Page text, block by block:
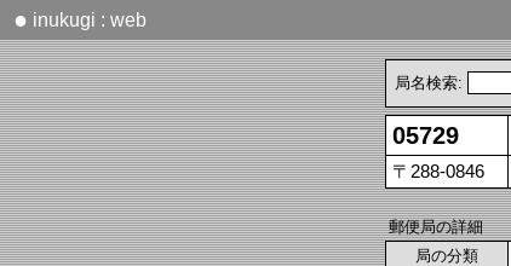
● inukugi : web
局名検索:
05729
〒288-0846
郵便局の詳細
局の分類